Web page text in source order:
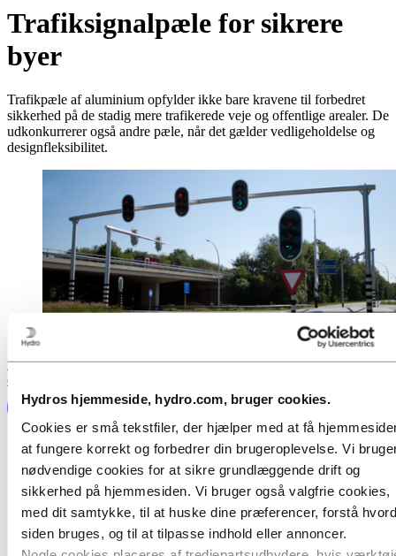
Hydros hjemmeside, hydro.com, bruger cookies.
Cookies er små tekstfiler, der hjælper med at få
at fungere korrekt og forbedrer din brugeroplevelse. Vi
nødvendige cookies for at sikre grundlæggende drift og
sikkerhed på hjemmesiden. Vi bruger også valgfrie cookies,
med dit samtykke, til at huske dine præferencer, forstå
siden bruges, og til at tilpasse indhold eller annoncer.
Trafiksignalpæle for sikrere
byer
Trafikpæle af aluminium opfylder ikke bare kravene til forbedret
sikkerhed på de stadig mere trafikerede veje og offentlige arealer. De
udkonkurrerer også andre pæle, når det gælder vedligeholdelse og
designfleksibilitet.
Kontakt os i dag for at diskutere dit projekt med en af vores
eksperter